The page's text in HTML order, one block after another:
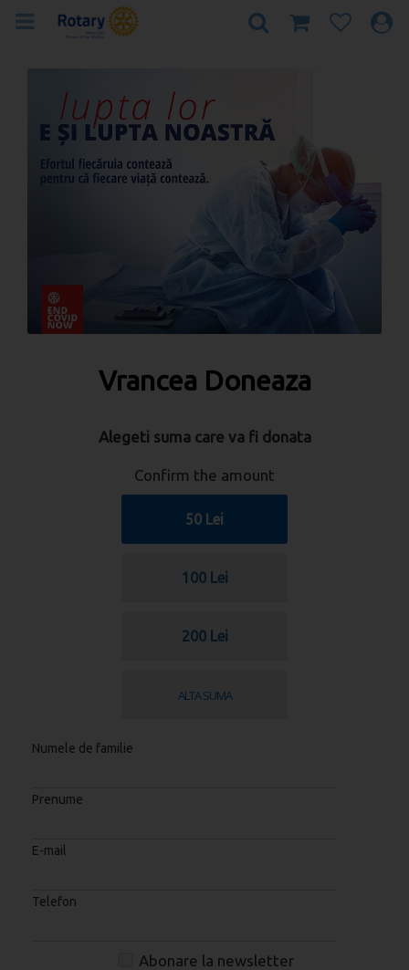
Vrancea Doneaza
Alegeti suma care va fi donata
Confirm the amount
50 Lei
100 Lei
200 Lei
Numele de familie
Prenume
E-mail
Telefon
Abonare la newsletter